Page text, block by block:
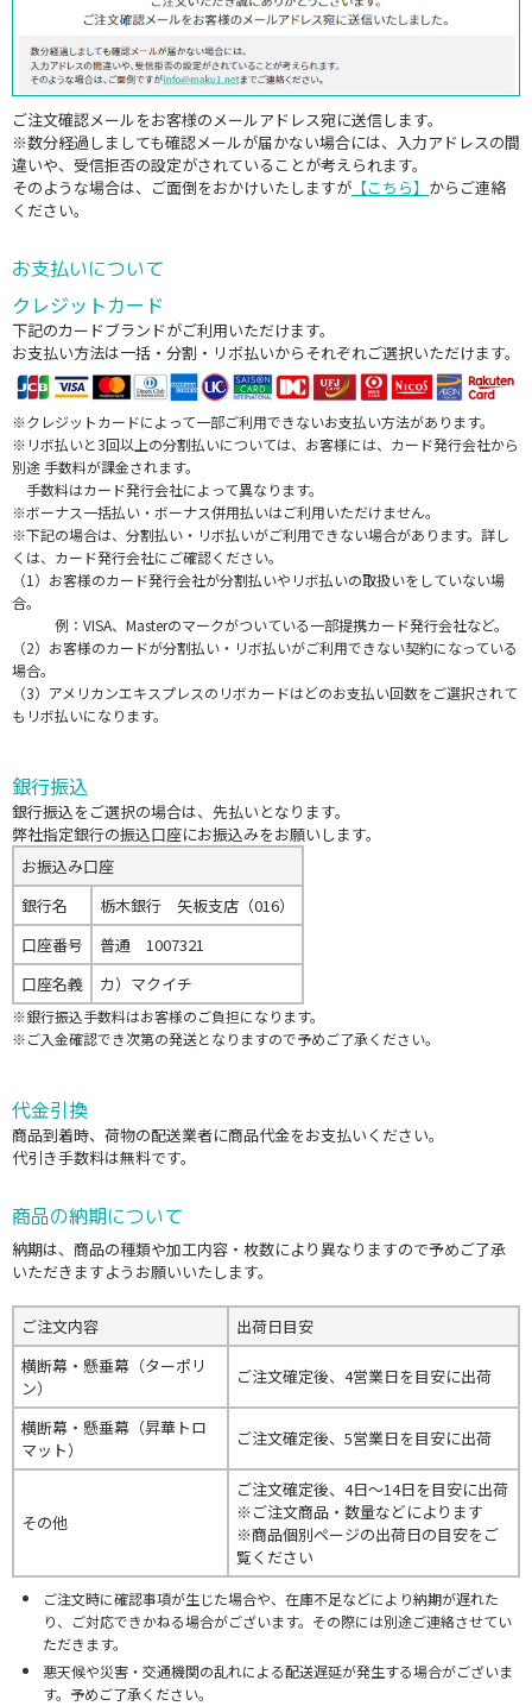
ご注文確認メールをお客様のメールアドレス宛に送信します。
※数分経過しましても確認メールが届かない場合には、入力アドレスの間
違いや、受信拒否の設定がされていることが考えられます。
そのような場合は、ご面倒をおかけいたしますが 【こちら】 からご連絡
ください。
お支払いについて
クレジットカード
下記のカードブランドがご利用いただけます。
お支払い方法は一括・分割・リボ払いからそれぞれご選択いただけます。
※クレジットカードによって一部ご利用できないお支払い方法があります。
※リボ払いと3回以上の分割払いについては、お客様には、カード発行会社から
別途 手数料が課金されます。
手数料はカード発行会社によって異なります。
※ボーナス一括払い・ボーナス併用払いはご利用いただけません。
※下記の場合は、分割払い・リボ払いがご利用できない場合があります。詳し
くは、カード発行会社にご確認ください。
（1）お客様のカード発行会社が分割払いやリボ払いの取扱いをしていない場
合。
例：VISA、Masterのマークがついている一部提携カード発行会社など。
（2）お客様のカードが分割払い・リボ払いがご利用できない契約になっている
場合。
（3）アメリカンエキスプレスのリボカードはどのお支払い回数をご選択されて
もリボ払いになります。
銀行振込
銀行振込をご選択の場合は、先払いとなります。
弊社指定銀行の振込口座にお振込みをお願いします。
お振込み口座
銀行名
栃木銀行 矢板支店（016）
口座番号
普通 1007321
口座名義
カ）マクイチ
※銀行振込手数料はお客様のご負担になります。
※ご入金確認でき次第の発送となりますので予めご了承ください。
代金引換
商品到着時、荷物の配送業者に商品代金をお支払いください。
代引き手数料は無料です。
商品の納期について
納期は、商品の種類や加工内容・枚数により異なりますので予めご了承
いただきますようお願いいたします。
ご注文内容
出荷日目安
横断幕・懸垂幕（ターポリ
ン）
ご注文確定後、4営業日を目安に出荷
横断幕・懸垂幕（昇華トロ
マット）
ご注文確定後、5営業日を目安に出荷
その他
ご注文確定後、4日～14日を目安に出荷
※ご注文商品・数量などによります
※商品個別ページの出荷日の目安をご
覧ください
ご注文時に確認事項が生じた場合や、在庫不足などにより納期が遅れた
り、ご対応できかねる場合がございます。その際には別途ご連絡させてい
ただきます。
悪天候や災害・交通機関の乱れによる配送遅延が発生する場合がございま
す。予めご了承ください。